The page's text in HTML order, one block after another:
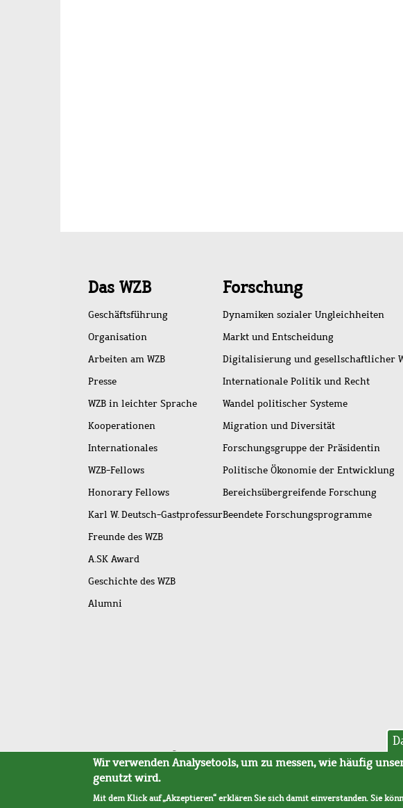
Schnellzugriff
Das WZB
Geschäftsführung
Organisation
Arbeiten am WZB
Presse
WZB in leichter Sprache
Kooperationen
Internationales
WZB-Fellows
Honorary Fellows
Karl W. Deutsch-Gastprofessur
Freunde des WZB
A.SK Award
Geschichte des WZB
Alumni
Forschung
Dynamiken sozialer Ungleichheiten
Markt und Entscheidung
Digitalisierung und gesellschaftlicher
Internationale Politik und Recht
Wandel politischer Systeme
Migration und Diversität
Forschungsgruppe der Präsidentin
Politische Ökonomie der Entwicklung
Bereichsübergreifende Forschung
Beendete Forschungsprogramme
Fußleistenmenü
SitemapBarrierefreiheitImpressumDatenschutzAVB
Wir verwenden Analysetools, um zu messen, wie häufig
genutzt wird.
Mit dem Klick auf „Akzeptieren“ erklären Sie sich damit einverstanden. Sie